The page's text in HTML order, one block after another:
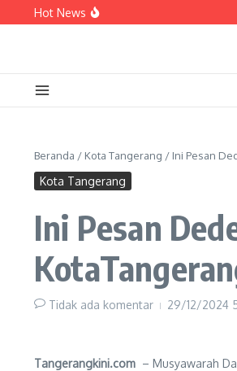
Lewati ke konten
Hot News
Armada BPBD
Beranda / Kota Tangerang / Ini Pesan
Kota Tangerang
Ini Pesan
Tidak ada komentar 29/12/2024
Tangerangkini.com – Musyawarah